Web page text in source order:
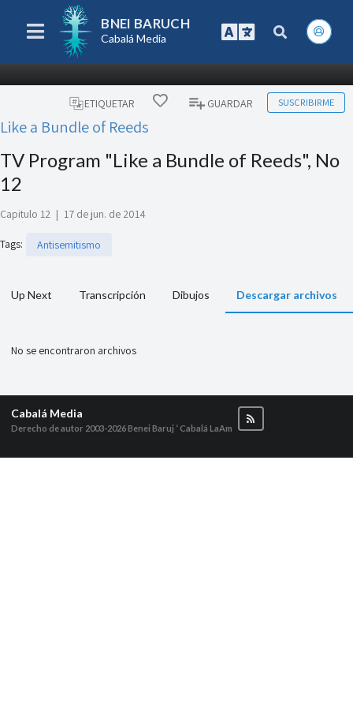
BNEI BARUCH
Cabalá Media
ETIQUETAR GUARDAR SUSCRIBIRME
Like a Bundle of Reeds
TV Program "Like a Bundle of Reeds", No
12
Capitulo 12 | 17 de jun. de 2014
Tags: Antisemitismo
Up Next Transcripción Dibujos Descargar archivos
No se encontraron archivos
Cabalá Media
Derecho de autor 2003-2026Benei Baruj ‘ Cabalá LaAm